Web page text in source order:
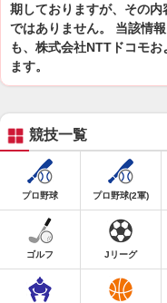
期しておりますが、その
ではありません。 当該情
も、株式会社NTTドコモ
ます。
競技一覧
プロ野球 プロ野球(2軍)
ゴルフ Jリーグ